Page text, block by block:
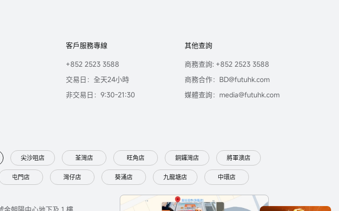
客戶服務專線
+852 2523 3588
交易日：全天24小時
非交易日：9:30-21:30
其他查詢
商務查詢: +852 2523 3588
商務合作：BD@futuhk.com
媒體查詢：media@futuhk.com
尖沙咀店 荃灣店 旺角店 銅鑼灣店 將軍澳店
屯門店 灣仔店 葵涌店 九龍塘店 中環店